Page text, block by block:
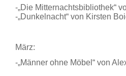
-„Die Mitternachtsbibliothek“
-„Dunkelnacht“ von Kirsten
März:
-„Männer ohne Möbel“ von